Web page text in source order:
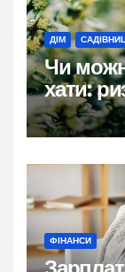
ДІМ
Чи
хати:
ФІНАНСИ